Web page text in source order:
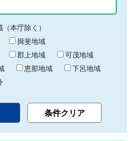
本庁除く）
揖斐地域
郡上地域
可茂地域
恵那地域
下呂地域